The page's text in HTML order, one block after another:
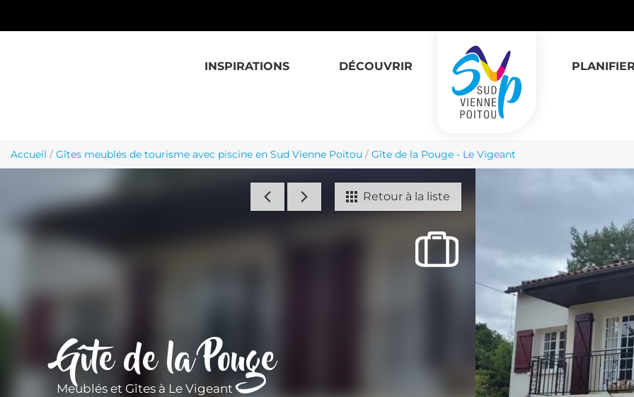
INSPIRATIONS DÉCOUVRIR
Accueil / Gîtes meublés de tourisme avec piscine en Sud Vienne Poitou / Gîte de la Pouge - Le Vigeant
Retour à la liste
Gîte de la Pouge
Meublés et Gîtes à Le Vigeant